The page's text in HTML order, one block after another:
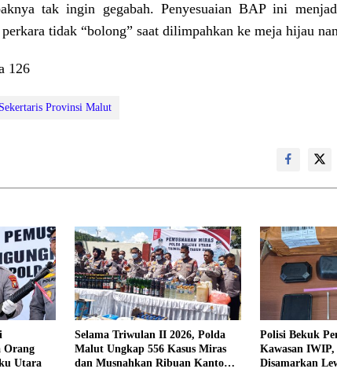
tak ingin gegabah. Penyesuaian BAP ini
tidak “bolong” saat dilimpahkan ke meja hijau
126
Sekertaris Provinsi Malut
Orang
Utara
Selama Triwulan II 2026, Polda
Malut Ungkap 556 Kasus Miras
dan Musnahkan Ribuan Kantong
Polisi Bekuk
Kawasan IWIP,
Disamarkan